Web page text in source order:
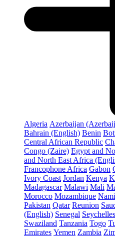
Algeria Azerbaijan
Bahrain (English) Benin
Central African Republic
Congo (Zaire) Egypt and
and North East Africa
Francophone Africa Gabon
Ivory Coast Jordan Kenya
Madagascar Malawi Mali
Morocco Mozambique
Pakistan Qatar Reunion
(English) Senegal Seychelles
Swaziland Tanzania Togo
Emirates Yemen Zambia